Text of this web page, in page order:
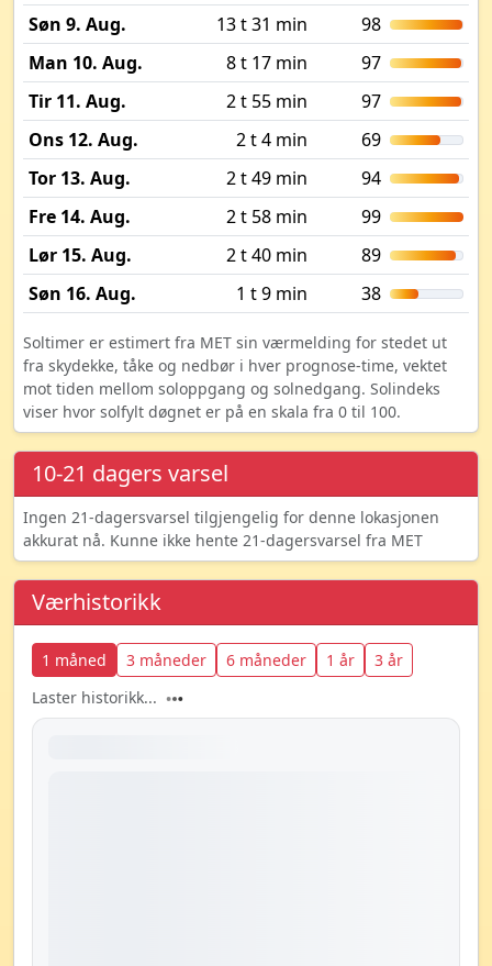
Søn 9. Aug.
13 t 31 min
98
Man 10. Aug.
8 t 17 min
97
Tir 11. Aug.
2 t 55 min
97
Ons 12. Aug.
2 t 4 min
69
Tor 13. Aug.
2 t 49 min
94
Fre 14. Aug.
2 t 58 min
99
Lør 15. Aug.
2 t 40 min
89
Søn 16. Aug.
1 t 9 min 38
Soltimer er estimert fra MET sin værmelding for stedet ut
fra skydekke, tåke og nedbør i hver prognose-time, vektet
mot tiden mellom soloppgang og solnedgang. Solindeks
viser hvor solfylt døgnet er på en skala fra 0 til 100.
10-21 dagers varsel
Ingen 21-dagersvarsel tilgjengelig for denne lokasjonen
akkurat nå. Kunne ikke hente 21-dagersvarsel fra MET
Værhistorikk
1 måned 3 måneder 6 måneder 1 år
3 år
Laster historikk...